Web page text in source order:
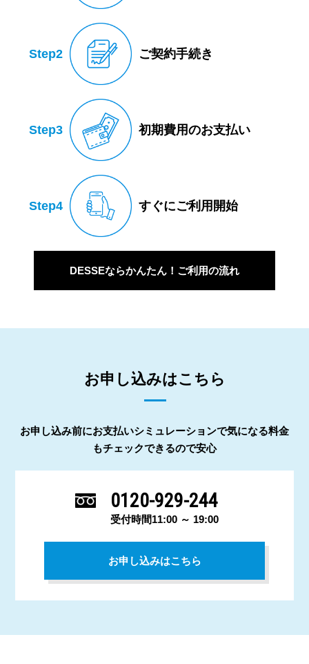
Step2 ご契約手続き
Step3 初期費用のお支払い
Step4 すぐにご利用開始
DESSEならかんたん！ご利用の流れ
お申し込みはこちら
お申し込み前にお支払いシミュレーションで気になる料金
もチェックできるので安心
0120-929-244
受付時間11:00 ～ 19:00
お申し込みはこちら